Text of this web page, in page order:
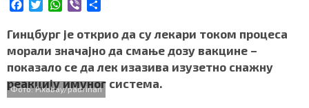
c
e
b
o
o
k
i
t
t
e
r
W
a
t
s
A
p
p
b
e
r
a
r
e
Гинцбург је открио да су лекари током процеса
морали значајно да смање дозу вакцине –
показало се да лек изазива изузетно снажну
реакцију имуног система.
Фото: Pixabay/padrinan
БЛОГ
СРБИЈА